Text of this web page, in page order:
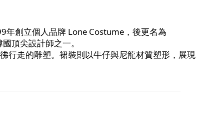
年創立個人品牌 Lone Costume，後更名為
頂尖設計師之一。
行走的雕塑。裙裝則以牛仔與尼龍材質塑形，展現